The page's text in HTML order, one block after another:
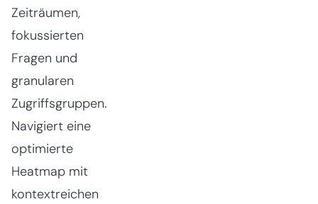
Zeiträumen,
fokussierten
Fragen und
granularen
Zugriffsgruppen.
Navigiert eine
optimierte
Heatmap mit
kontextreichen